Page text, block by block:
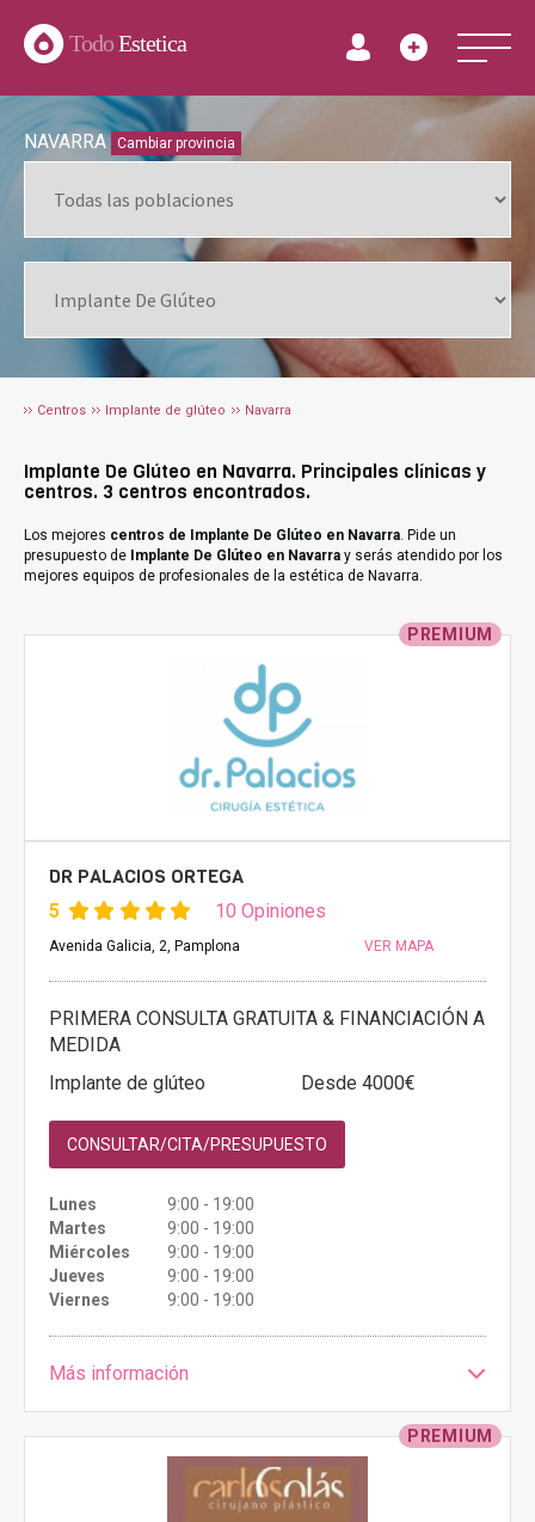
TodoEstetica
NAVARRA Cambiar provincia
Centros Implante de glúteo Navarra
Implante De Glúteo en Navarra. Principales clínicas y
centros. 3 centros encontrados.
Los mejores centros de Implante De Glúteo en Navarra. Pide un
presupuesto de Implante De Glúteo en Navarra y serás atendido por los
mejores equipos de profesionales de la estética de Navarra.
PREMIUM
DR PALACIOS ORTEGA
5 10 Opiniones
Avenida Galicia, 2, Pamplona VER MAPA
PRIMERA CONSULTA GRATUITA & FINANCIACIÓN A
MEDIDA
Implante de glúteo
Desde 4000€
CONSULTAR/CITA/PRESUPUESTO
Lunes
9:00 - 19:00
Martes
9:00 - 19:00
Miércoles
9:00 - 19:00
Jueves
9:00 - 19:00
Viernes
9:00 - 19:00
Más información
PREMIUM